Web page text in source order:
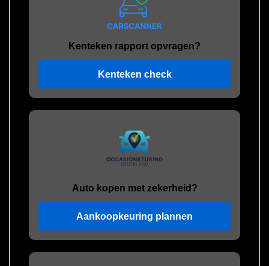
Kenteken rapport opvragen?
Kenteken check
Auto kopen met zekerheid?
Aankoopkeuring plannen